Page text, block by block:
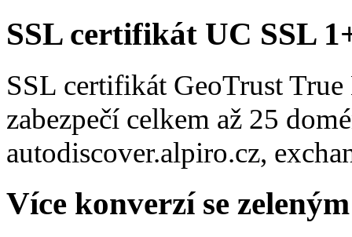
SSL certifikát UC SSL
SSL certifikát GeoTrust
zabezpečí celkem až 25
autodiscover.alpiro.cz,
Více konverzí se